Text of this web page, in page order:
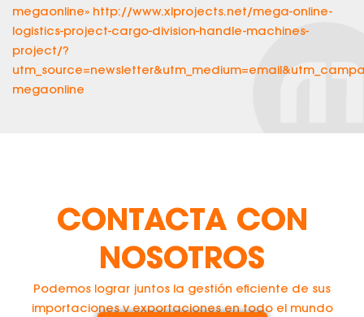
megaonline» http://www.xlprojects.net/mega-online-
logistics-project-cargo-division-handle-machines-
project/?
megaonline
CONTACTA CON
NOSOTROS
Podemos lograr juntos la gestión eficiente de sus
importaciones y exportaciones en todo el mundo